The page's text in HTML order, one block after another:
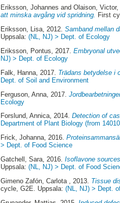
Eriksson, Johannes andOlaison, Victor,
att minska avgång vid spridning. First
Eriksson, Lisa, 2012.Samband mellan
Uppsala:(NL, NJ) > Dept. of Ecology
Eriksson, Pontus, 2017.Embryonal
NJ) > Dept. of Ecology
Falk, Hanna , 2017. Trädans betydelse i
Dept. of Soil and Environment
Ferguson, Anna , 2017.
Ecology
Forslund, Annica, 2014.Detection of
Department of Plant Biology (from
Frick, Johanna, 2016.
> Dept. of Food Science
Gatchell, Sara, 2016.Isoflavone
Uppsala:(NL, NJ) > Dept. of Food
Gimeno Zafón, Carlota
, 2013. Tissue
cycle, G2E. Uppsala:(NL, NJ) > Dept.